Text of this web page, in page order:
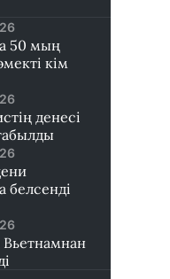
50 мың
кім
денесі
белсенді
Вьетнамнан